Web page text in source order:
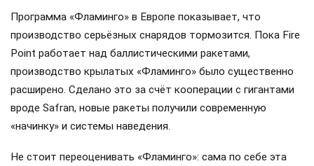
Программа «Фламинго» в Европе показывает, что
производство серьёзных снарядов тормозится. Пока Fire
Point работает над баллистическими ракетами,
производство крылатых «Фламинго» было существенно
расширено. Сделано это за счёт кооперации с гигантами
вроде Safran, новые ракеты получили современную
«начинку» и системы наведения.
Не стоит переоценивать «Фламинго»: сама по себе эта